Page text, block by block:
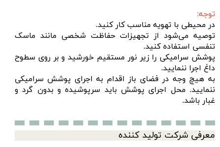
توجه:
در محیطی با تهویه مناسب کار کنید.
توصیه می‌شود از تجهیزات حفاظت شخصی مانند ماسک
تنفسی استفاده کنید.
پوشش سرامیکی را زیر نور مستقیم خورشید و بر روی سطوح
داغ اجرا ننمایید.
به هیچ وجه در فضای باز اقدام به اجرای پوشش سرامیکی
ننمایید. محل اجرای پوشش باید سرپوشیده و بدون گرد و
غبار باشد.
معرفی شرکت تولید کننده